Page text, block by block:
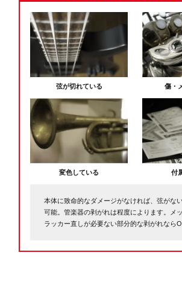
弦が切れている 傷・
変色している 付
本体に致命的なダメージがなければ、弦がな
可能。管楽器の剥がれは程度によります。メ
ラッカー直しが必要ない部分的な剥がれなら